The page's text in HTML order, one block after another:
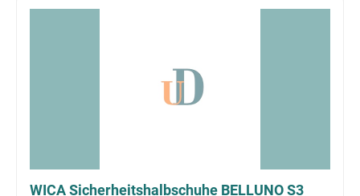
WICA Sicherheitshalbschuhe BELLUNO S3